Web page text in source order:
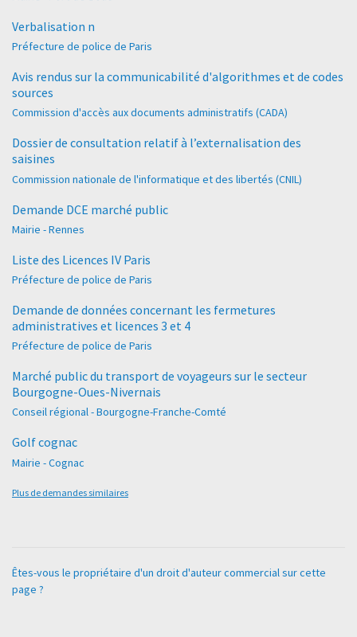
Verbalisation n
Préfecture de police de Paris
Avis rendus sur la communicabilité d'algorithmes et de codes
sources
Commission d'accès aux documents administratifs (CADA)
Dossier de consultation relatif à l’externalisation des
saisines
Commission nationale de l'informatique et des libertés (CNIL)
Demande DCE marché public
Mairie - Rennes
Liste des Licences IV Paris
Préfecture de police de Paris
Demande de données concernant les fermetures
administratives et licences 3 et 4
Préfecture de police de Paris
Marché public du transport de voyageurs sur le secteur
Bourgogne-Oues-Nivernais
Conseil régional - Bourgogne-Franche-Comté
Golf cognac
Mairie - Cognac
Plus de demandes similaires
Êtes-vous le propriétaire d'un droit d'auteur commercial sur cette
page ?